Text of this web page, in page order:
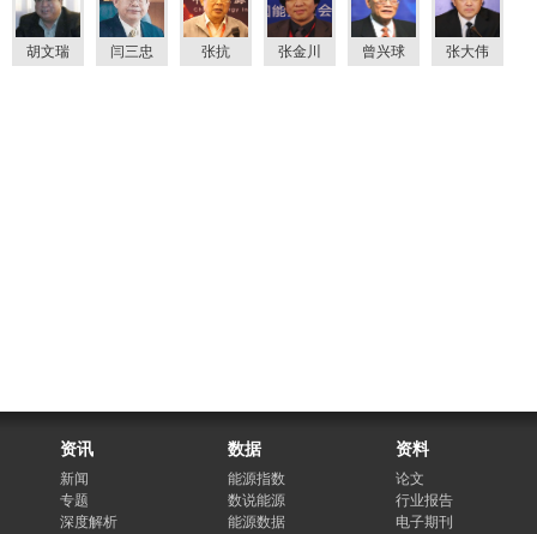
胡文瑞 闫三忠 张抗 张金川 曾兴球 张大伟
资讯
新闻
专题
深度解析
数据
能源指数
数说能源
能源数据
资料
论文
行业报告
电子期刊